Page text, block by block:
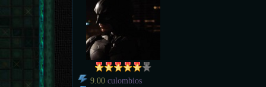
9.00 culombios